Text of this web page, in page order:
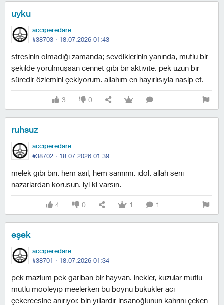
uyku
acciperedare
#38703 · 18.07.2026 01:43
stresinin olmadığı zamanda; sevdiklerinin yanında, mutlu bir
şekilde yorulmuşsan cennet gibi bir aktivite. pek uzun bir
süredir özlemini çekiyorum. allahım en hayırlısıyla nasip et.
3 0
ruhsuz
acciperedare
#38702 · 18.07.2026 01:39
melek gibi biri. hem asil, hem samimi. i̇dol. allah seni
nazarlardan korusun. i̇yi ki varsın.
4 0 1 1
eşek
acciperedare
#38701 · 18.07.2026 01:34
pek mazlum pek gariban bir hayvan. i̇nekler, kuzular mutlu
mutlu mööleyip meelerken bu boynu bükükler acı
çekercesine anırıyor. bin yıllardır insanoğlunun kahrını çeken